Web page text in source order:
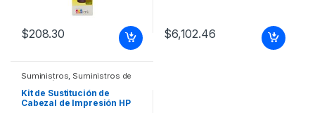
$208.30 $6,102.46
Suministros Suministros de
Impresión
Kit de Sustitución de
Cabezal de Impresión HP